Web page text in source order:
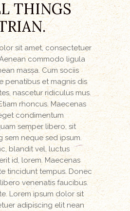
THINGS
sit amet, consectetuer
commodo ligula
massa. Cum sociis
penatibus et magnis dis
nascetur ridiculus mus.
rhoncus. Maecenas
condimentum
semper libero, sit
sem neque sed ipsum.
blandit vel, luctus
id, lorem. Maecenas
tincidunt tempus. Donec
venenatis faucibus.
Lorem ipsum dolor sit
adipiscing elit nean